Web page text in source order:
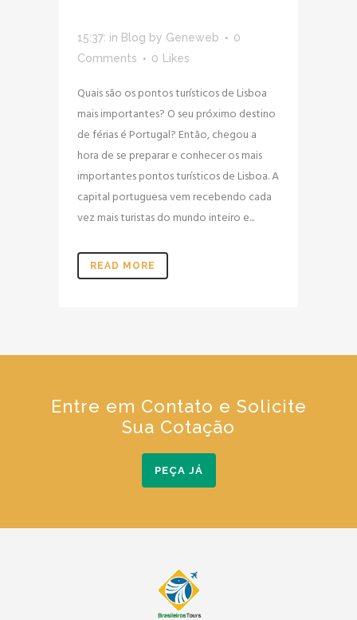
15:37: in Blog by Geneweb
0
Comments
0 Likes
Quais são os pontos turísticos de Lisboa
mais importantes? O seu próximo destino
de férias é Portugal? Então, chegou a
hora de se preparar e conhecer os mais
importantes pontos turísticos de Lisboa. A
capital portuguesa vem recebendo cada
vez mais turistas do mundo inteiro e...
READ MORE
Entre em Contato e Solicite
Sua Cotação
PEÇA JÁ